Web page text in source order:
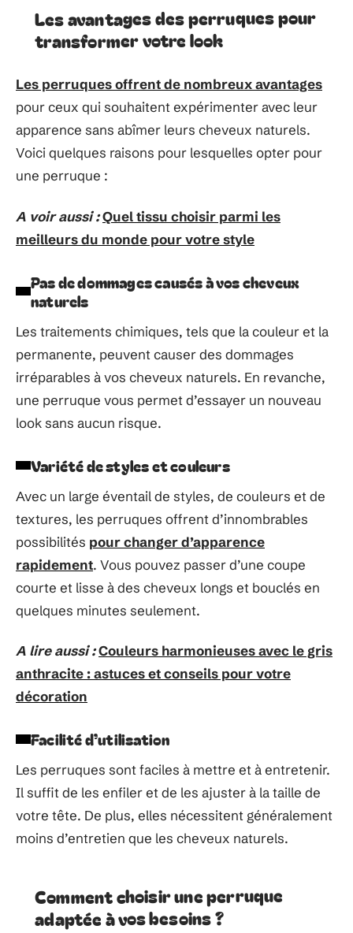
Les avantages des perruques pour
transformer votre look
Les perruques offrent de nombreux avantages
pour ceux qui souhaitent expérimenter avec leur
apparence sans abîmer leurs cheveux naturels.
Voici quelques raisons pour lesquelles opter pour
une perruque :
A voir aussi :Quel tissu choisir parmi les
meilleurs du monde pour votre style
Pas de dommages causés à vos cheveux
naturels
Les traitements chimiques, tels que la couleur et la
permanente, peuvent causer des dommages
irréparables à vos cheveux naturels. En revanche,
une perruque vous permet d’essayer un nouveau
look sans aucun risque.
Variété de styles et couleurs
Avec un large éventail de styles, de couleurs et de
textures, les perruques offrent d’innombrables
possibilités pour changer d’apparence
rapidement. Vous pouvez passer d’une coupe
courte et lisse à des cheveux longs et bouclés en
quelques minutes seulement.
A lire aussi :Couleurs harmonieuses avec le gris
anthracite : astuces et conseils pour votre
décoration
Facilité d’utilisation
Les perruques sont faciles à mettre et à entretenir.
Il suffit de les enfiler et de les ajuster à la taille de
votre tête. De plus, elles nécessitent généralement
moins d’entretien que les cheveux naturels.
Comment choisir une perruque
adaptée à vos besoins ?